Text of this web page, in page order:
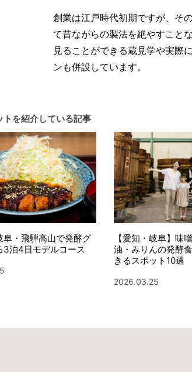
創業は江戸時代初期ですが、そ
て昔ながらの製法を絶やすこと
見ることができる蔵見学や実際
ンも併設しています。
トを紹介している記事
阜・飛騨高山で発酵グ
3泊4日モデルコース
【愛知・岐阜】味
油・みりんの発酵
きるスポット10選
2026.03.25